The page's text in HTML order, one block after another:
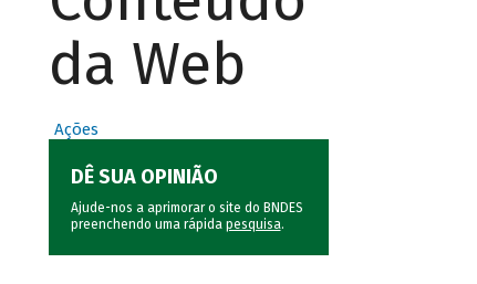
da Web
Ações
DÊ SUA OPINIÃO
Ajude-nos a aprimorar o site do BNDES
preenchendo uma rápida pesquisa.